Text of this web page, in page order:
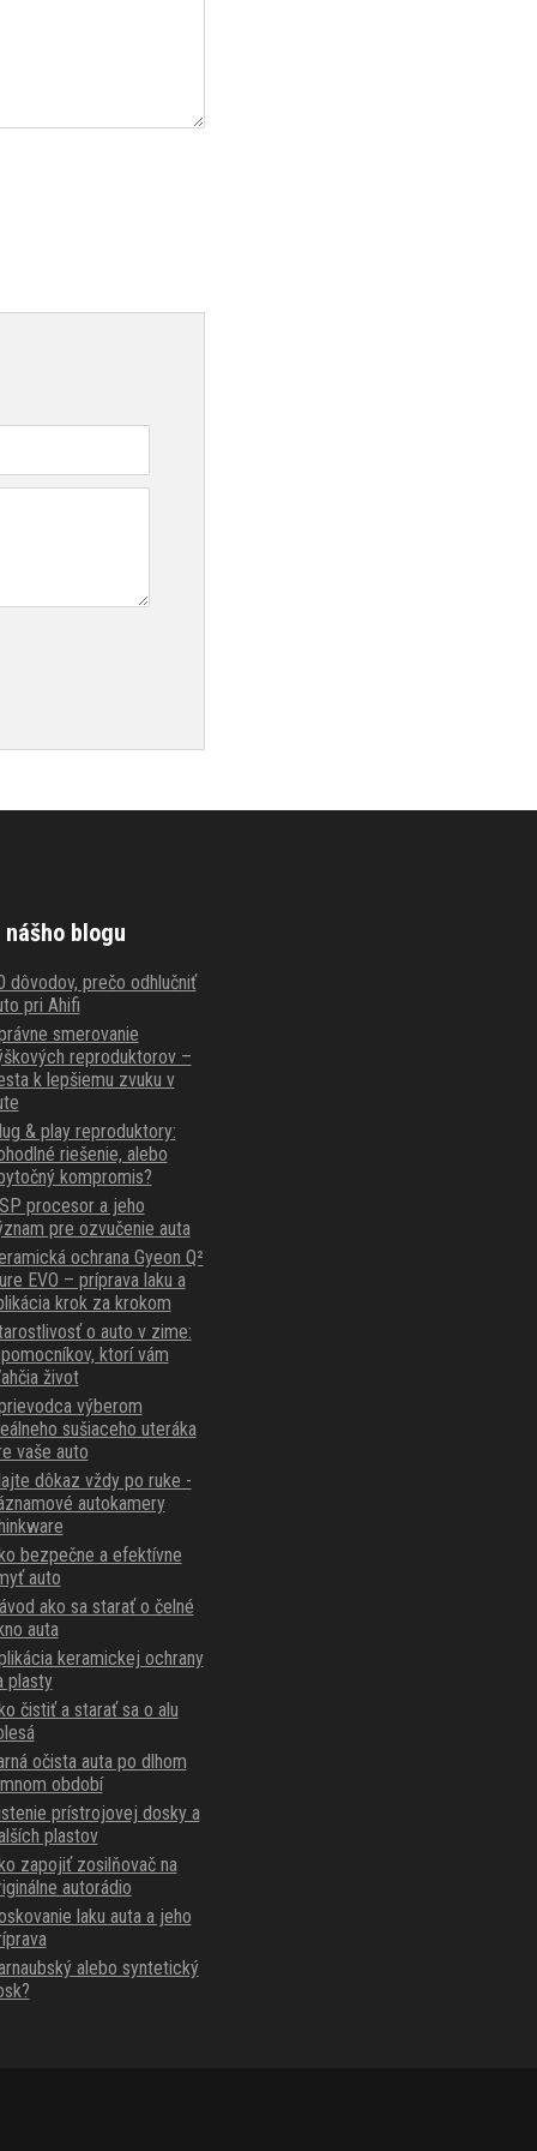
nášho blogu
dôvodov, prečo odhlučniť
pri Ahifi
smerovanie
reproduktorov –
k lepšiemu zvuku v
& play reproduktory:
riešenie, alebo
kompromis?
procesor a jeho
pre ozvučenie auta
ochrana Gyeon Q²
EVO – príprava laku a
krok za krokom
o auto v zime:
ktorí vám
život
výberom
sušiaceho uteráka
vaše auto
dôkaz vždy po ruke -
autokamery
bezpečne a efektívne
auto
ako sa starať o čelné
auta
keramickej ochrany
plasty
čistiť a starať sa o alu
očista auta po dlhom
období
prístrojovej dosky a
plastov
zapojiť zosilňovač na
autorádio
laku auta a jeho
alebo syntetický